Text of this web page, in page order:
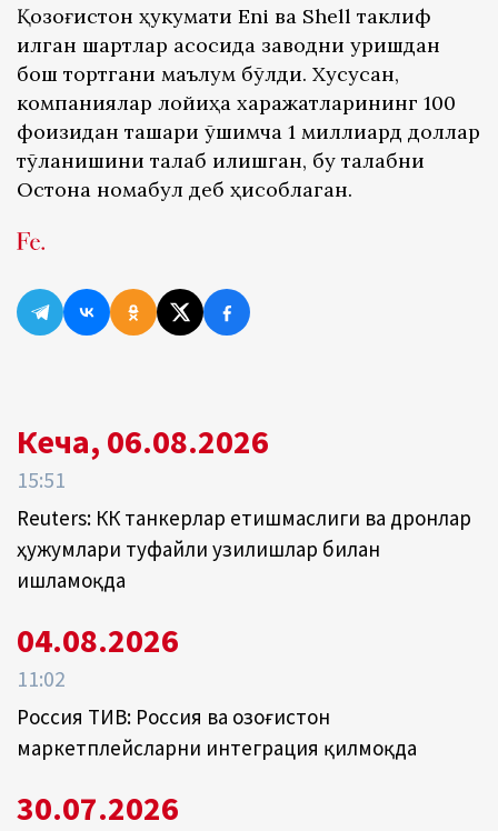
Қозоғистон ҳукумати Eni ва Shell таклиф
қилган шартлар асосида заводни қуришдан
бош тортгани маълум бўлди. Хусусан,
компаниялар лойиҳа харажатларининг 100
фоизидан ташқари қўшимча 1 миллиард доллар
тўланишини талаб қилишган, бу талабни
Остона номақбул деб ҳисоблаган.
Кеча, 06.08.2026
15:51
Reuters: КҚК танкерлар етишмаслиги ва дронлар
ҳужумлари туфайли узилишлар билан
ишламоқда
04.08.2026
11:02
Россия ТИВ: Россия ва Қозоғистон
маркетплейсларни интеграция қилмоқда
30.07.2026